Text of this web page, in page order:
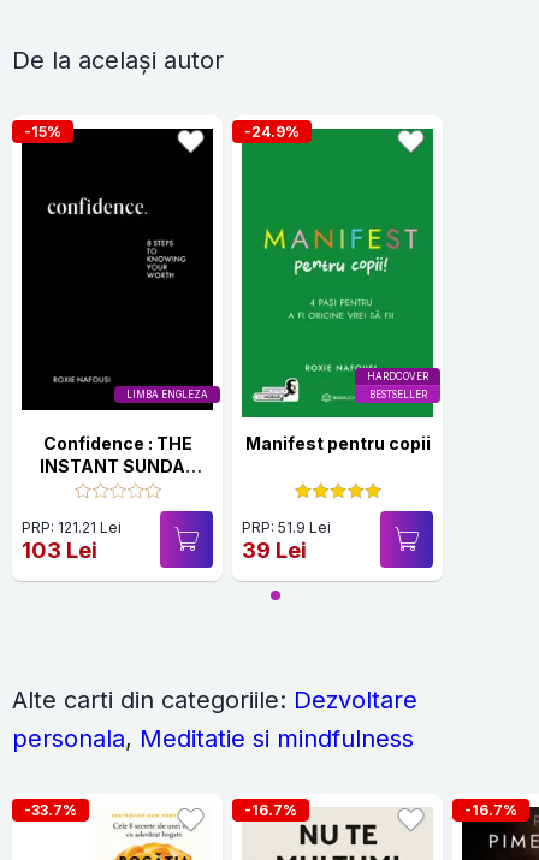
De la același autor
LIMBA ENGLEZA
-15%
Confidence : THE
INSTANT SUNDAY
TIMES BESTSELLER
PRP: 121.21 Lei
103 Lei
HARDCOVER
BESTSELLER
-24.9%
Manifest pentru copii
PRP: 51.9 Lei
39 Lei
Alte carti din categoriile: Dezvoltare
personala, Meditatie si mindfulness
-33.7% -16.7% -16.7%